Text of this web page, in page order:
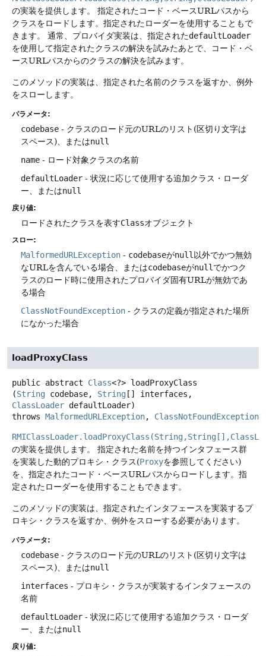
の実装を提供します。
指定されたコード・ベースURLパスから
クラスをロードします。指定されたローダーを使用することもで
きます。
通常、プロバイダ実装は、指定されたdefaultLoader
を使用して指定されたクラスの解決を試みたあとで、コード・ベ
ースURLパスからのクラスの解決を試みます。
このメソッドの実装は、指定された名前のクラスを返すか、例外
をスローします。
パラメータ:
codebase - クラスのロード元のURLのリスト(区切り文字は
スペース)、またはnull
name - ロード対象クラスの名前
defaultLoader - 状況に応じて使用する追加クラス・ローダ
ー、またはnull
戻り値:
ロードされたクラスを表すClassオブジェクト
スロー:
MalformedURLException - codebaseがnull 以外でかつ無効
なURLを含んでいる場合、またはcodebaseがnull でかつク
ラスのロード時に使用されたプロバイダ固有URLが無効であ
る場合
ClassNotFoundException - クラスの定義が指定された場所
になかった場合
loadProxyClass
public abstract Class<?> loadProxyClass
(String codebase, String
ClassLoader defaultLoader)
throws MalformedURLException, ClassNotFoundException
の実装を提供します。
指定された名前を持つインタフェース群
を実装した動的プロキシ・クラス(Proxyを参照してください)
を、指定されたコード・ベースURLパスからロードします。指
定されたローダーを使用することもできます。
このメソッドの実装は、指定されたインタフェースを実装するプ
ロキシ・クラスを返すか、例外をスローする必要があります。
パラメータ:
codebase - クラスのロード元のURLのリスト(区切り文字は
スペース)、またはnull
interfaces - プロキシ・クラスが実装するインタフェースの
名前
defaultLoader - 状況に応じて使用する追加クラス・ローダ
ー、またはnull
戻り値: